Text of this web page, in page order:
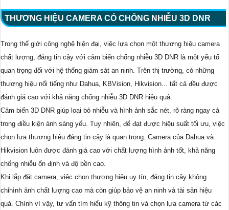
THƯƠNG HIỆU CAMERA CÓ CHỐNG NHIỄU 3D DNR
Trong thế giới công nghệ hiện đại, việc lựa chọn một thương hiệu camera
chất lượng, đáng tin cậy với cảm biến chống nhiễu 3D DNR là một yếu tố
quan trọng đối với hệ thống giám sát an ninh. Trên thị trường, có những
thương hiệu nổi tiếng như Dahua, KBVision, Hikvision... tất cả đều được
đánh giá cao với khả năng chống nhiễu 3D DNR hiệu quả.
Cảm biến 3D DNR giúp loại bỏ nhiễu và hình ảnh sắc nét, rõ ràng ngay cả
trong điều kiện ánh sáng yếu. Tuy nhiên, để đạt được hiệu suất tối ưu, việc
chọn lựa thương hiệu đáng tin cậy là quan trọng. Camera của Dahua và
Hikvision luôn được đánh giá cao với chất lượng hình ảnh tốt, khả năng
chống nhiễu ổn định và độ bền cao.
Khi lắp đặt camera, việc chọn thương hiệu uy tín, đáng tin cậy không
chỉhình ảnh chất lượng cao mà còn giúp bảo vệ an ninh và tài sản hiệu
quả. Chính vì vậy, tư vấn tìm hiểu kỹ thông tin và chọn lựa camera từ các